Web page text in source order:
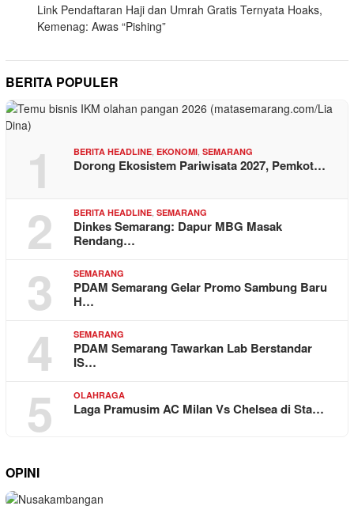
Link Pendaftaran Haji dan Umrah Gratis Ternyata Hoaks,
Kemenag: Awas “Pishing”
BERITA POPULER
1 BERITA HEADLINE EKONOMI SEMARANG
Dorong Ekosistem Pariwisata 2027, Pemkot…
2 BERITA HEADLINE SEMARANG
Dinkes Semarang: Dapur MBG Masak
Rendang…
3 SEMARANG
PDAM Semarang Gelar Promo Sambung Baru
H…
4 SEMARANG
PDAM Semarang Tawarkan Lab Berstandar
IS…
5 OLAHRAGA
Laga Pramusim AC Milan Vs Chelsea di Sta…
OPINI